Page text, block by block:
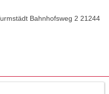
Bahnhofsweg 2 21244